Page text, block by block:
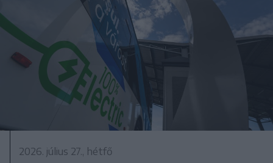
2026. július 27., hétfő